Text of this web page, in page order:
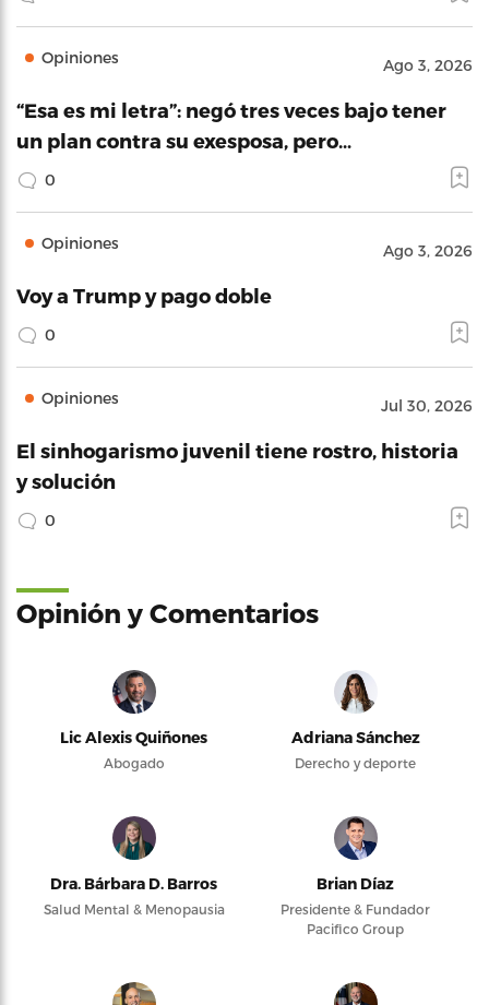
Opiniones Ago 3, 2026
“Esa es mi letra”: negó tres veces bajo tener
un plan contra su exesposa, pero…
0
Opiniones Ago 3, 2026
Voy a Trump y pago doble
0
Opiniones Jul 30, 2026
El sinhogarismo juvenil tiene rostro, historia
y solución
0
Opinión y Comentarios
Lic Alexis Quiñones
Abogado
Adriana Sánchez
Derecho y deporte
Dra. Bárbara D. Barros
Salud Mental & Menopausia
Brian Díaz
Presidente & Fundador
Pacifico Group